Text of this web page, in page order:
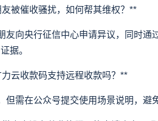
催收骚扰，如何帮其维权？**
向央行征信中心申请异议，同时通
据。
收款码支持远程收款吗？**
需在公众号提交使用场景说明，避免